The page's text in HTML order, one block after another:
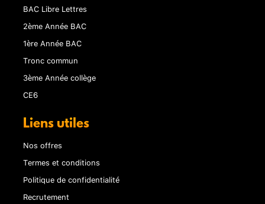
BAC Libre Lettres
2ème Année BAC
1ère Année BAC
Tronc commun
3ème Année collège
CE6
Liens utiles
Nos offres
Termes et conditions
Politique de confidentialité
Recrutement